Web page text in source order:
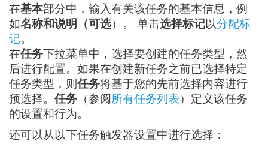
在基本部分中，输入有关该任务的基本信息，例
如名称和说明（可选）。 单击选择标记以分配标
记。
在任务下拉菜单中，选择要创建的任务类型，然
后进行配置。如果在创建新任务之前已选择特定
任务类型，则任务将基于您的先前选择内容进行
预选择。 任务 （参阅所有任务列表）定义该任务
的设置和行为。
还可以从以下任务触发器设置中进行选择：